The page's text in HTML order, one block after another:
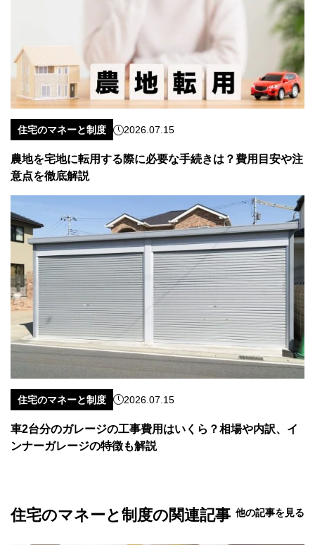
住宅のマネーと制度 2026.07.15
農地を宅地に転用する際に必要な手続きは？費用目安や注
意点を徹底解説
住宅のマネーと制度 2026.07.15
車2台分のガレージの工事費用はいくら？相場や内訳、イ
ンナーガレージの特徴も解説
住宅のマネーと制度の関連記事 他の記事を見る